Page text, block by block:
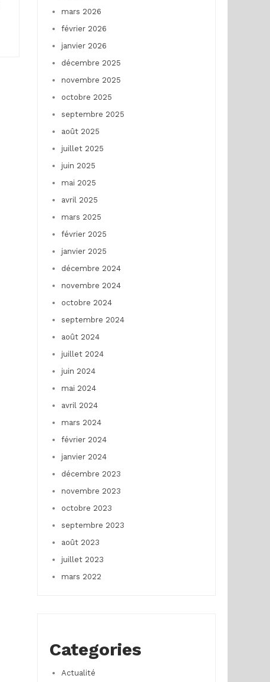
mars 2026
février 2026
janvier 2026
décembre 2025
novembre 2025
octobre 2025
septembre 2025
août 2025
juillet 2025
juin 2025
mai 2025
avril 2025
mars 2025
février 2025
janvier 2025
décembre 2024
novembre 2024
octobre 2024
septembre 2024
août 2024
juillet 2024
juin 2024
mai 2024
avril 2024
mars 2024
février 2024
janvier 2024
décembre 2023
novembre 2023
octobre 2023
septembre 2023
août 2023
juillet 2023
mars 2022
Categories
Actualité